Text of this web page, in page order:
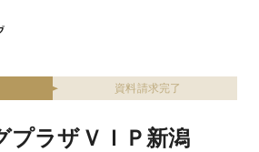
資料請求完了
プラザＶＩＰ新潟